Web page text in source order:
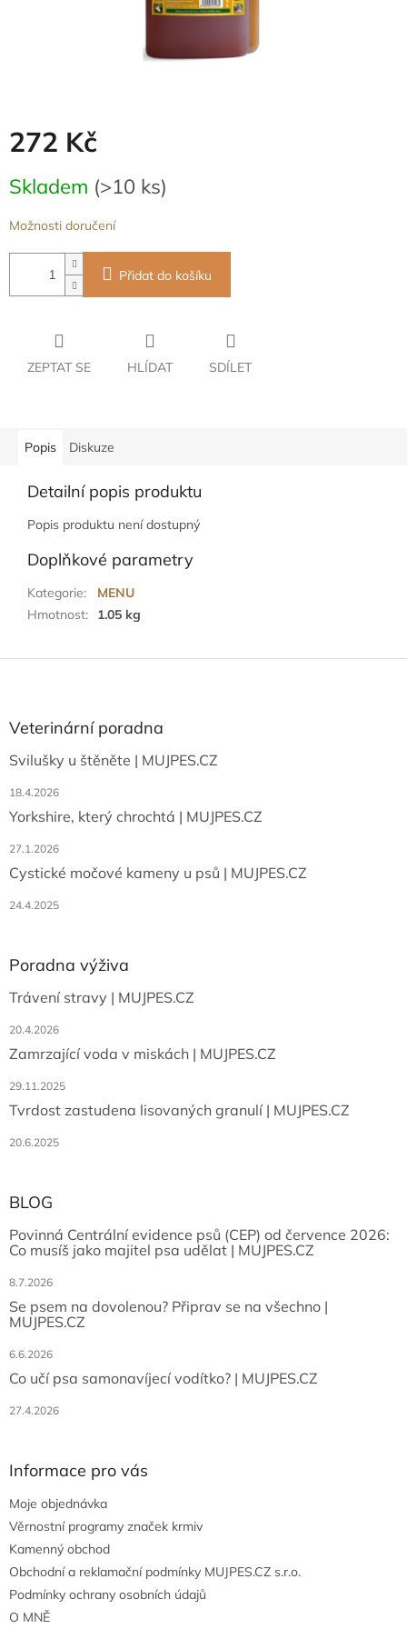
272 Kč
cena:
Skladem (>10 ks)
Možnosti doručení
Přidat do košíku
ZEPTAT SE HLÍDAT SDÍLET
Popis Diskuze
Detailní popis produktu
Popis produktu není dostupný
Doplňkové parametry
Kategorie:
MENU
Hmotnost: 1.05 kg
aVeterinární poradna
Svilušky u štěněte | MUJPES.CZ
18.4.2026
Yorkshire, který chrochtá | MUJPES.CZ
27.1.2026
Cystické močové kameny u psů | MUJPES.CZ
24.4.2025
Poradna výživa
Trávení stravy | MUJPES.CZ
20.4.2026
Zamrzající voda v miskách | MUJPES.CZ
29.11.2025
Tvrdost zastudena lisovaných granulí | MUJPES.CZ
20.6.2025
BLOG
Povinná Centrální evidence psů (CEP) od července 2026:
Co musíš jako majitel psa udělat | MUJPES.CZ
8.7.2026
Se psem na dovolenou? Připrav se na všechno |
MUJPES.CZ
6.6.2026
Co učí psa samonavíjecí vodítko? | MUJPES.CZ
27.4.2026
Informace pro vás
Moje objednávka
Věrnostní programy značek krmiv
Kamenný obchod
Obchodní a reklamační podmínky MUJPES.CZ s.r.o.
Podmínky ochrany osobních údajů
O MNĚ